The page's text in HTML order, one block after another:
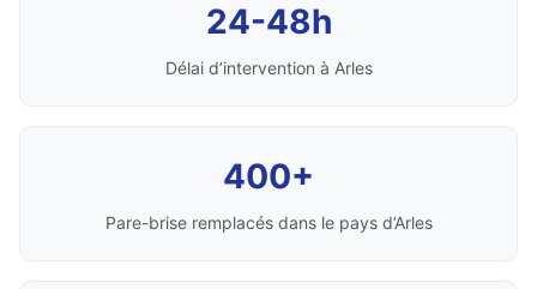
24-48h
Délai d’intervention à Arles
400+
Pare-brise remplacés dans le pays d’Arles